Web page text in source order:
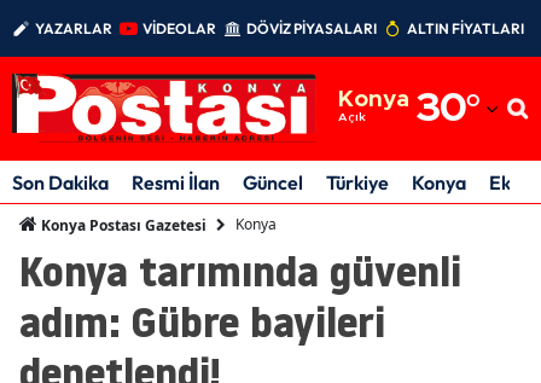
YAZARLAR VİDEOLAR DÖVİZ PİYASALARI ALTIN FİYATLARI
Konya
Açık 30°
Adıyaman
Afyonkarahisar
Amasya
Ankara
Son Dakika Resmi İlan Güncel Türkiye Konya
Konya Postası Gazetesi Konya
Konya tarımında güvenli
adım: Gübre bayileri